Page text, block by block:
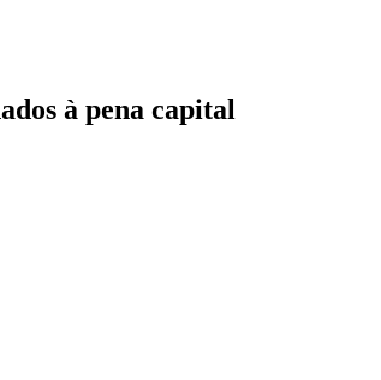
à pena capital